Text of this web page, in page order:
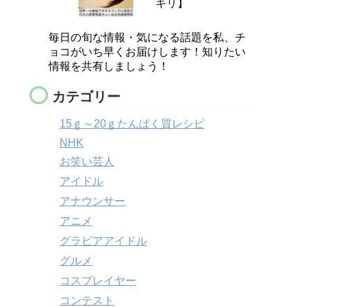
キリ】
毎日の旬な情報・気になる話題を私、チ
ョコがいち早くお届けします！知りたい
情報を共有しましょう！
カテゴリー
15ｇ～20ｇたんぱく質レシピ
NHK
お笑い芸人
アイドル
アナウンサー
アニメ
グラビアアイドル
グルメ
コスプレイヤー
コンテスト